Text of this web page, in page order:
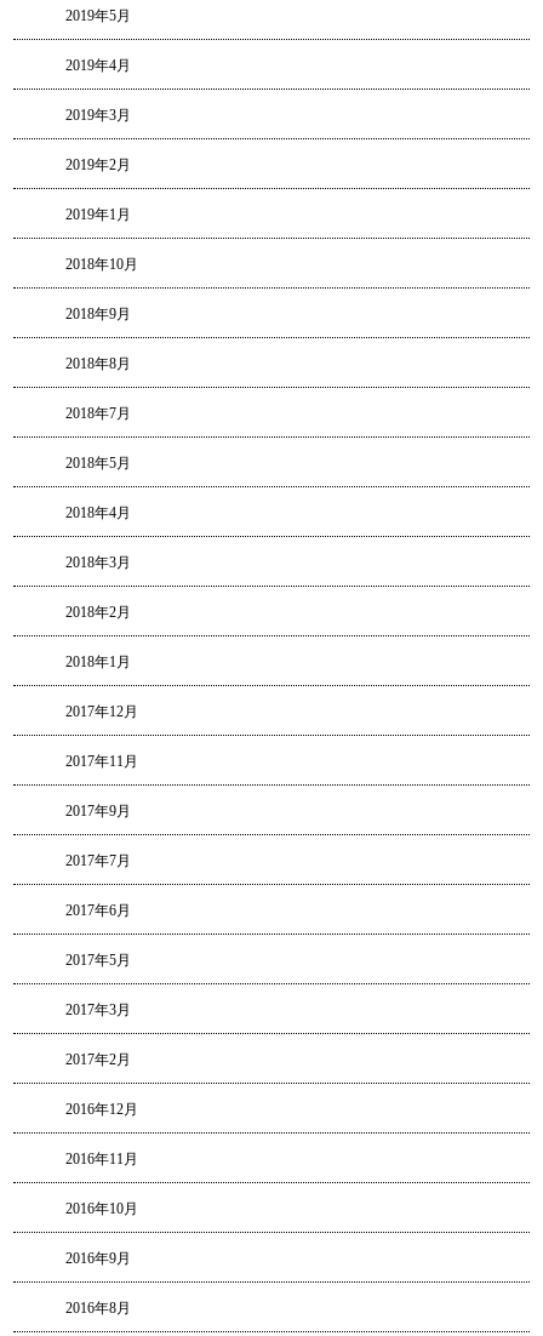
2019年5月
2019年4月
2019年3月
2019年2月
2019年1月
2018年10月
2018年9月
2018年8月
2018年7月
2018年5月
2018年4月
2018年3月
2018年2月
2018年1月
2017年12月
2017年11月
2017年9月
2017年7月
2017年6月
2017年5月
2017年3月
2017年2月
2016年12月
2016年11月
2016年10月
2016年9月
2016年8月